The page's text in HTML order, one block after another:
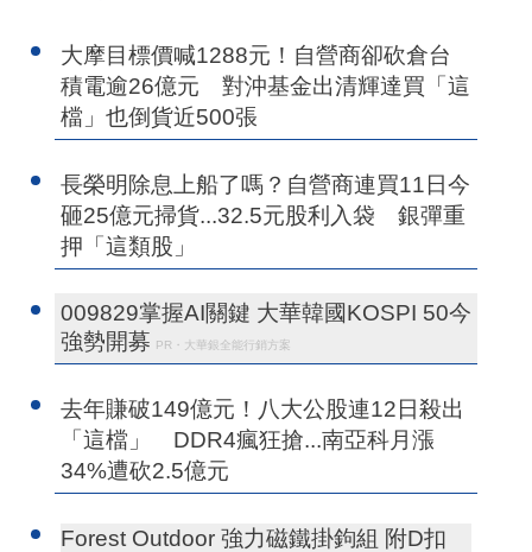
大摩目標價喊1288元！自營商卻砍倉台
積電逾26億元 對沖基金出清輝達買「這
檔」也倒貨近500張
長榮明除息上船了嗎？自營商連買11日今
砸25億元掃貨...32.5元股利入袋 銀彈重
押「這類股」
009829掌握AI關鍵 大華韓國KOSPI 50今
強勢開募 PR・大華銀全能行銷方案
去年賺破149億元！八大公股連12日殺出
「這檔」 DDR4瘋狂搶...南亞科月漲
34%遭砍2.5億元
Forest Outdoor 強力磁鐵掛鉤組 附D扣